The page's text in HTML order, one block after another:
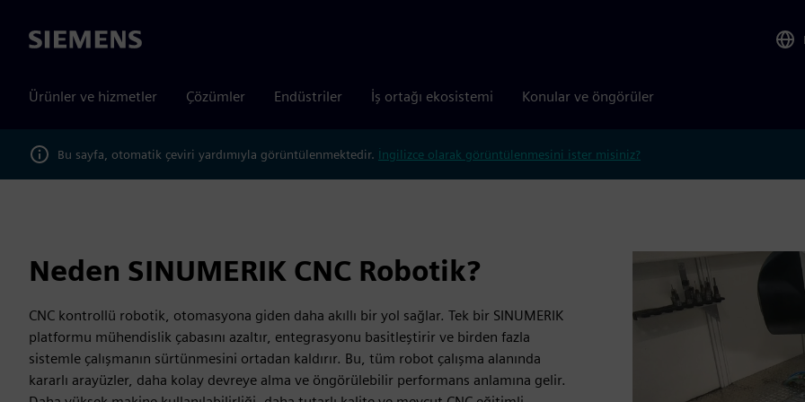
Siemens
Ürünler ve hizmetler Çözümler Endüstriler İş ortağı ekosistemi Konular ve öngörüler
Bu sayfa, otomatik çeviri yardımıyla görüntülenmektedir. İngilizce olarak görüntülenmesini ister misiniz?
Neden SINUMERIK CNC Robotik?
CNC kontrollü robotik, otomasyona giden daha akıllı bir yol sağlar. Tek bir SINUMERIK
platformu mühendislik çabasını azaltır, entegrasyonu basitleştirir ve birden fazla
sistemle çalışmanın sürtünmesini ortadan kaldırır. Bu, tüm robot çalışma alanında
kararlı arayüzler, daha kolay devreye alma ve öngörülebilir performans anlamına gelir.